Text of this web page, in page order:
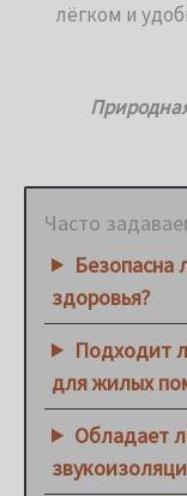
лёгком и
Часто
Безопасна
здоровья?
Подходит
для жилых
Обладает